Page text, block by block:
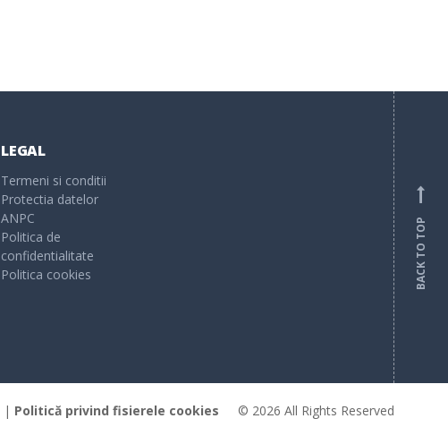
LEGAL
Termeni si conditii
Protectia datelor
ANPC
Politica de
confidentialitate
Politica cookies
BACK TO TOP
| Politică privind fisierele cookies © 2026 All Rights Reserved